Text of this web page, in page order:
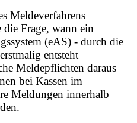
Meldeverfahrens
Frage, wann ein
(eAS) - durch die
entsteht
Meldepflichten daraus
bei Kassen im
Meldungen innerhalb